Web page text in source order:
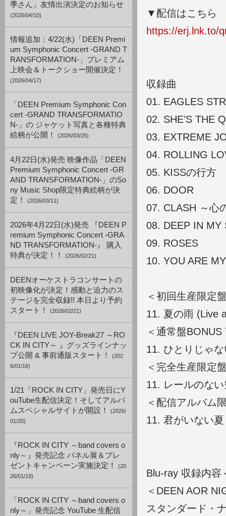
季さん」友情出演決定のお知らせ
(2026/04/10)
情報追加：4/22(水)「DEEN Premi
um Symphonic Concert -GRAND T
RANSFORMATION-」プレミアム
上映会＆トークショー開催決定！
(2026/04/17)
「DEEN Premium Symphonic Con
cert -GRAND TRANSFORMATIO
N-」の ジャケット写真と各種特典
絵柄が公開！
(2026/03/25)
4月22日(水)発売 映像作品「DEEN
Premium Symphonic Concert -GR
AND TRANSFORMATION-」のSo
ny Music Shop限定特典絵柄が決
定！
(2026/03/11)
2026年4月22日(水)発売 『DEEN P
remium Symphonic Concert -GRA
ND TRANSFORMATION-』 購入
特典が決定！！
(2026/02/21)
DEENオーケストラコンサートの
初映像化が決定！感動と迫力のス
テージを完全収録!! 本日より予約
スタート！
(2026/02/21)
『DEEN LIVE JOY-Break27 ～RO
CK IN CITY～ 』グッズラインナッ
プ公開 & 事前通販スタート！
(202
6/01/16)
1/21「ROCK IN CITY」発売日にY
ouTube生配信決定！そしてアルバ
ムスペシャルサイトが開設！
(2026/
01/20)
『ROCK IN CITY ～band covers o
nly～』発売記念 パネル展＆プレ
ゼントキャンペーン実施決定！
(20
26/01/19)
「ROCK IN CITY ～band covers o
nly～」発売記念 YouTube 生配信
▼配信はこちら
https://erj.lnk.to/
収録曲
01. EAGLES
02. SHE’S THE
03. EXTREME
04. ROLLING
05. KISSの行方
06. DOOR
07. CLASH ～心
08. DEEP IN MY
09. ROSES
10. YOU ARE
＜初回生産限定
11. 夏の雨 (Live
＜通常盤BONUS
11. ひとりじゃ
＜完全生産限定
11. レールのな
＜配信アルバム
11. 君がいない
Blu-ray 収録内容
＜DEEN AOR
スタンダード・